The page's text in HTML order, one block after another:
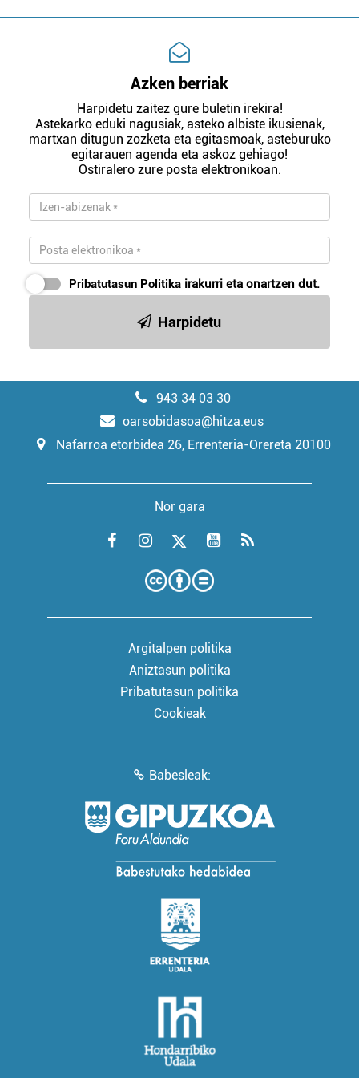
Azken berriak
Harpidetu zaitez gure buletin irekira!
Astekarko eduki nagusiak, asteko albiste ikusienak,
martxan ditugun zozketa eta egitasmoak, asteburuko
egitarauen agenda eta askoz gehiago!
Ostiralero zure posta elektronikoan.
Pribatutasun Politika irakurri eta onartzen dut.
Harpidetu
943 34 03 30
oarsobidasoa@hitza.eus
Nafarroa etorbidea 26, Errenteria-Orereta 20100
Nor gara
Argitalpen politika
Aniztasun politika
Pribatutasun politika
Cookieak
Babesleak: